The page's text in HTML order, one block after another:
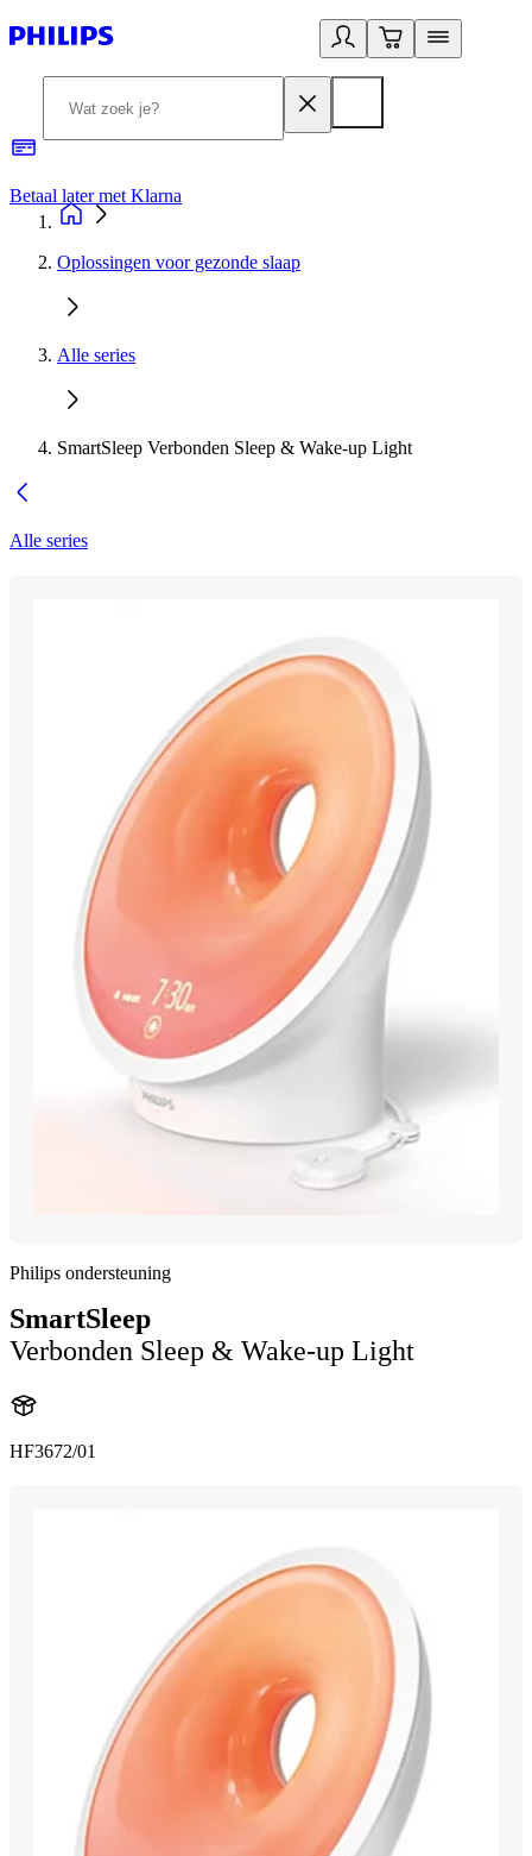
Betaal later met Klarna
Oplossingen voor gezonde slaap
Alle series
SmartSleep Verbonden Sleep & Wake-up Light
Alle series
Philips ondersteuning
SmartSleep
Verbonden Sleep & Wake-up Light
HF3672/01